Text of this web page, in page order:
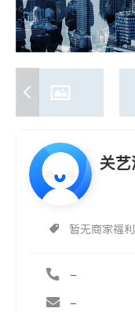
暂无商家福利
-
-